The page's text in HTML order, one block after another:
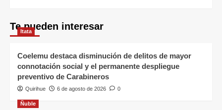
Te pueden interesar
Itata
Coelemu destaca disminución de delitos de mayor
connotación social y el permanente despliegue
preventivo de Carabineros
Quirihue 6 de agosto de 2026 0
Ñuble